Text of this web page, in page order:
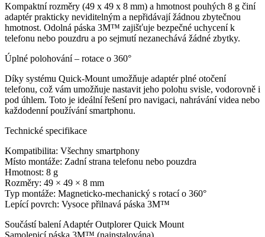
Kompaktní rozměry (49 x 49 x 8 mm) a hmotnost pouhých 8 g činí
adaptér prakticky neviditelným a nepřidávají žádnou zbytečnou
hmotnost. Odolná páska 3M™ zajišťuje bezpečné uchycení k
telefonu nebo pouzdru a po sejmutí nezanechává žádné zbytky.
Úplné polohování – rotace o 360°
Díky systému Quick-Mount umožňuje adaptér plné otočení
telefonu, což vám umožňuje nastavit jeho polohu svisle, vodorovně i
pod úhlem. Toto je ideální řešení pro navigaci, nahrávání videa nebo
každodenní používání smartphonu.
Technické specifikace
Kompatibilita: Všechny smartphony
Místo montáže: Zadní strana telefonu nebo pouzdra
Hmotnost: 8 g
Rozměry: 49 × 49 × 8 mm
Typ montáže: Magneticko-mechanický s rotací o 360°
Lepící povrch: Vysoce přilnavá páska 3M™
Součástí balení Adaptér Outplorer Quick Mount
Samolepicí páska 3M™ (nainstalována)